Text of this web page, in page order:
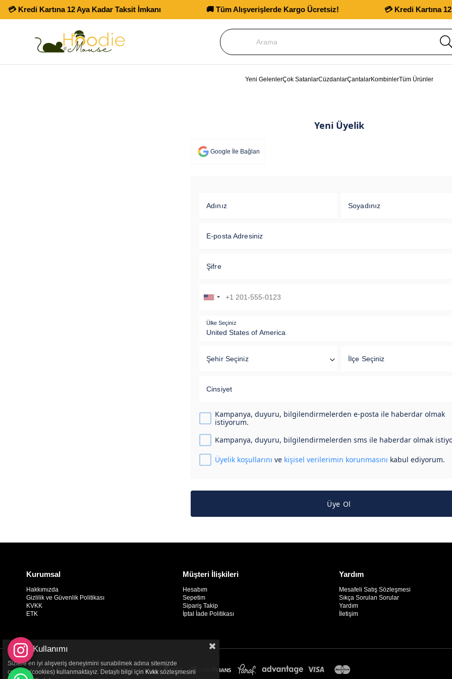
Kartına 12 Aya Kadar Taksit İmkanı 🚚 Tüm Alışverişlerde Kargo Ücretsiz! 💳 Kredi Kartına 12
Yeni GelenlerÇok SatanlarCüzdanlarÇantalarKombinlerTüm Ürünler
Yeni Üyelik
Google İle Bağlan
Adınız Soyadınız
E-posta Adresiniz
Şifre
Ülke Seçiniz
Şehir Seçiniz İlçe Seçiniz
Cinsiyet
Kampanya, duyuru, bilgilendirmelerden e-posta ile haberdar olmak
istiyorum.
Kampanya, duyuru, bilgilendirmelerden sms ile haberdar olmak
Üyelik koşullarını ve kişisel verilerimin korunmasını kabul ediyorum.
Üye Ol
Kurumsal
Hakkımızda
Gizlilik ve Güvenlik Politikası
KVKK
ETK
Müşteri İlişkileri
Hesabım
Sepetim
Sipariş Takip
İptal İade Politikası
Yardım
Mesafeli Satış Sözleşmesi
Sıkça Sorulan Sorular
Yardım
İletişim
Çerez Kullanımı
Sizlere en iyi alışveriş deneyimini sunabilmek adına sitemizde
çerezler(cookies) kullanmaktayız. Detaylı bilgi için Kvkk sözleşmesini